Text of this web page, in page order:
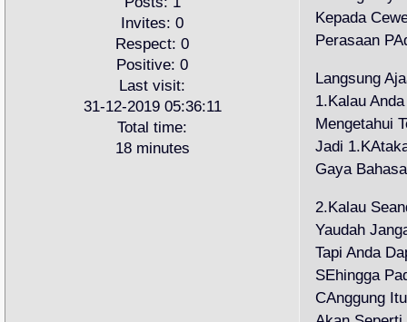
Invites: 0
Respect: 0
Positive: 0
Last visit:
31-12-2019 05:36:11
Total time:
18 minutes
Kepada
Perasaan
Langsung
1.Kalau
Mengetahui
Jadi
Gaya
2.Kalau
Yaudah
Tapi Anda
SEhingga
CAnggung